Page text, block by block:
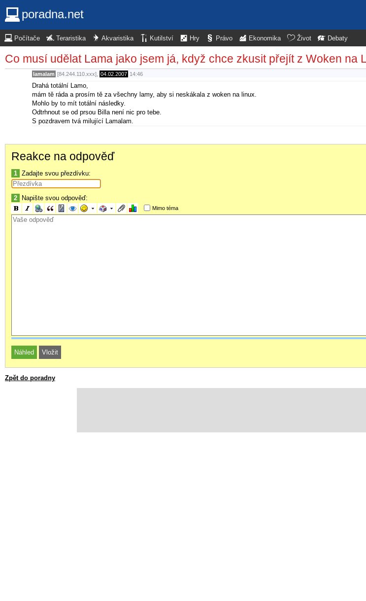
poradna.net
Počítače Teraristika Akvaristika Kutilství Hry Právo Ekonomika Život Debaty
Co musí udělat Lama jako jsem já, když chce zkusit přejít z Woken na
lamalam [84.244.110.xxx], 04.02.2007 14:46
Drahá totální Lamo,
mám tě ráda a prosím tě za všechny lamy, aby si neskákala z woken na linux.
Mohlo by to mít totální následky.
Odtrhnout se od prsou Billa není nic pro tebe.
S pozdravem tvá milující Lamalam.
Reakce na odpověď
1 Zadajte svou přezdívku:
2 Napište svou odpověď:
Mimo téma
Zpět do poradny